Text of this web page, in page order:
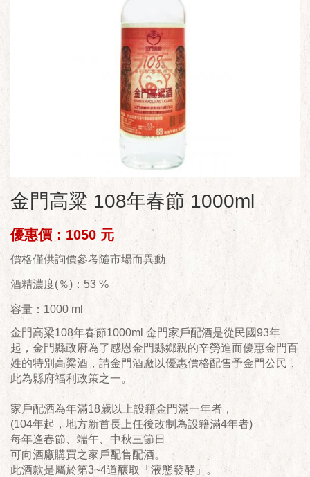
金門高粱 108年春節 1000ml
優惠價：1050 元
價格僅供詢價參考隨市場而異動
酒精濃度(％)：53 %
容量：1000 ml
金門高粱108年春節1000ml 金門家戶配酒是從民國93年
起，金門縣政府為了感恩金門縣鄉親的辛勞進而優惠金門百
姓的特別高粱酒，請金門酒廠以優惠價格配售予金門公民，
此為縣府福利政策之一。
家戶配酒為年滿18歲以上設籍金門滿一年者，
(104年起，地方新首長上任後改制為設籍滿4年者)
每年逢春節、端午、中秋三節日
可向酒廠購買之家戶配售配酒。
此酒款是屬於第3~4道釀取「液態發酵」。